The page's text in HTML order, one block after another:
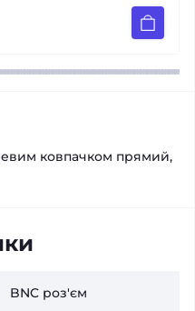
ковпачком прямий,
BNC роз'єм